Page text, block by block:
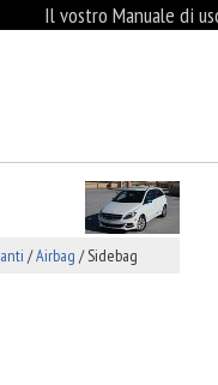
Il vostro Manuale di
/Airbag / Sidebag